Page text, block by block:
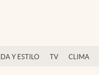
Y ESTILO TV CLIMA